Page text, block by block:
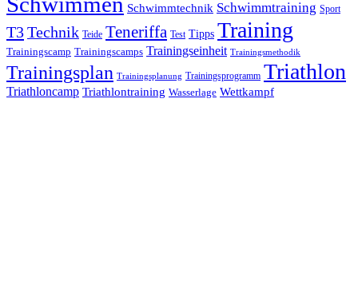
Schwimmtechnik Schwimmtraining Sport
T3Technik Teide Teneriffa Test Tipps Training
Trainingscamp Trainingscamps Trainingseinheit Trainingsmethodik
Trainingsplan Trainingsplanung Trainingsprogramm Triathlon
Triathloncamp Triathlontraining Wasserlage Wettkampf